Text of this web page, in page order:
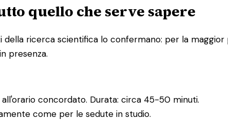
quello che serve sapere
ricerca scientifica lo confermano: per la
presenza.
concordato. Durata: circa 45-50 minuti.
come per le sedute in studio.